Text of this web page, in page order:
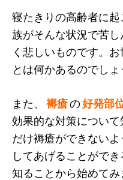
寝たきりの高齢者に
族がそんな状況で苦
く悲しいものです。
とは何かあるのでしょ
また、 褥瘡の好発部
効果的な対策につい
だけ褥瘡ができない
してあげることがで
知ることから始めてみ